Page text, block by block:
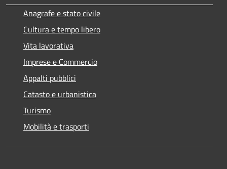
Anagrafe e stato civile
Cultura e tempo libero
Vita lavorativa
Imprese e Commercio
Appalti pubblici
Catasto e urbanistica
Turismo
Mobilità e trasporti